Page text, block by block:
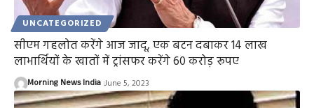
UNCATEGORIZED
सीएम गहलोत करेंगे आज जादू, एक बटन दबाकर 14 लाख
लाभार्थियों के खातों में ट्रांसफर करेंगे 60 करोड़ रूपए
Morning News India June 5, 2023